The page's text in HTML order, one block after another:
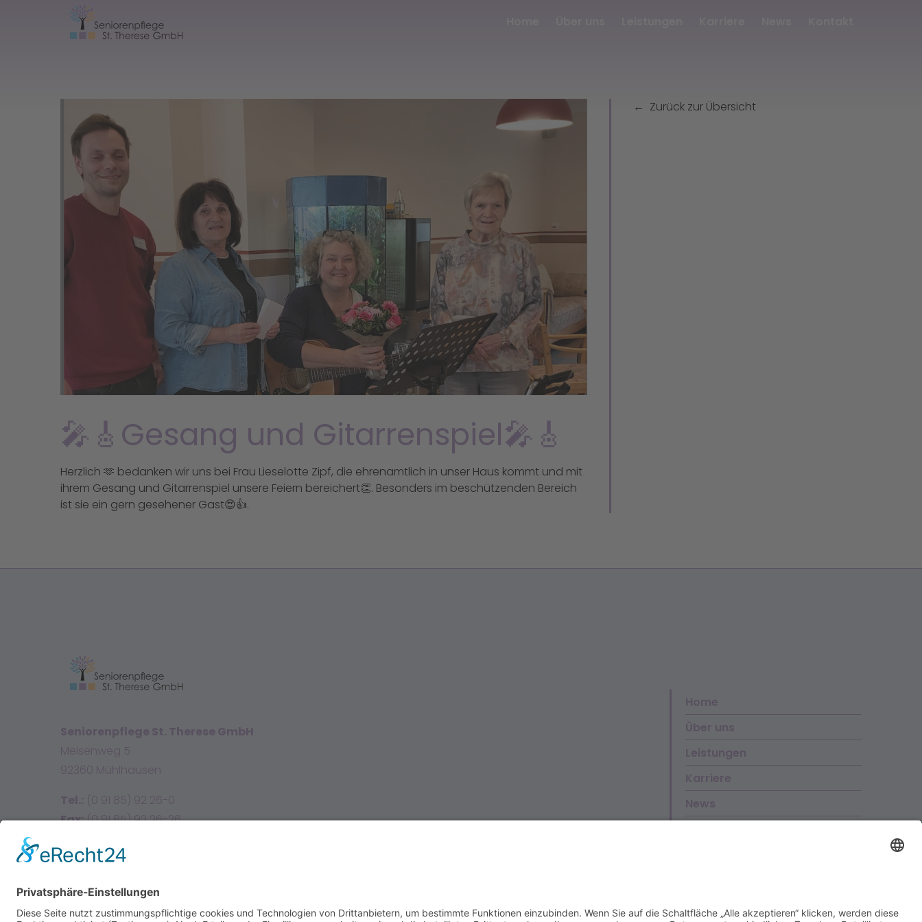
🎤🎸Gesang und Gitarrenspiel🎤🎸
Herzlich 🫶 bedanken wir uns bei Frau Lieselotte Zipf, die ehrenamtlich in unser Haus kommt und mit
ihrem Gesang und Gitarrenspiel unsere Feiern bereichert👏. Besonders im beschützenden Bereich
ist sie ein gern gesehener Gast😍👍.
Zurück zur Übersicht
Seniorenpflege St. Therese GmbH
Meisenweg 5
92360 Mühlhausen
Tel.: (0 91 85) 92 26-0
Fax:(0 91 85) 92 26-26
E-Mail: info@sttherese.de
Instagram
Home
Über uns
Leistungen
Karriere
News